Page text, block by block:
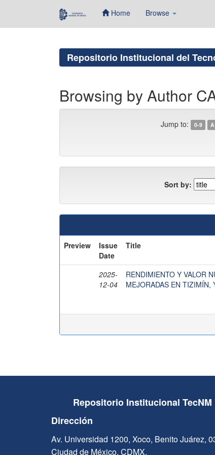
Home Browse
Repositorio Institucional del
Browsing by Author
Jump to: 0-9 A
Sort by:
Preview
Issue
Date
Title
2025-
12-04
RENDIMIENTO Y VALOR
MEJORADAS EN TIZIMÍN,
Repositorio Institucional TecNM
Dirección
Av. Universidad 1200, Xoco, Benito Juárez,
Ciudad de México, CDMX.